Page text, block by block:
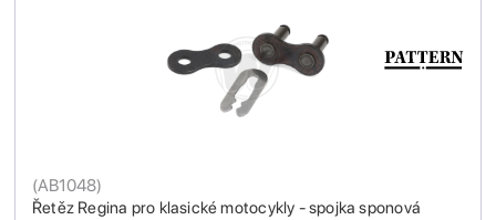
Řetěz Regina pro klasické motocykly - spojka sponová
(AB1048)